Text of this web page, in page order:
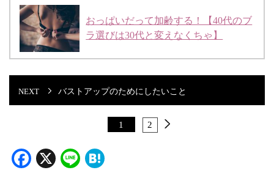
おっぱいだって加齢する！【40代のブ
ラ選びは30代と変えなくちゃ】
バストアップのためにしたいこと
1 2
Facebook
X Line